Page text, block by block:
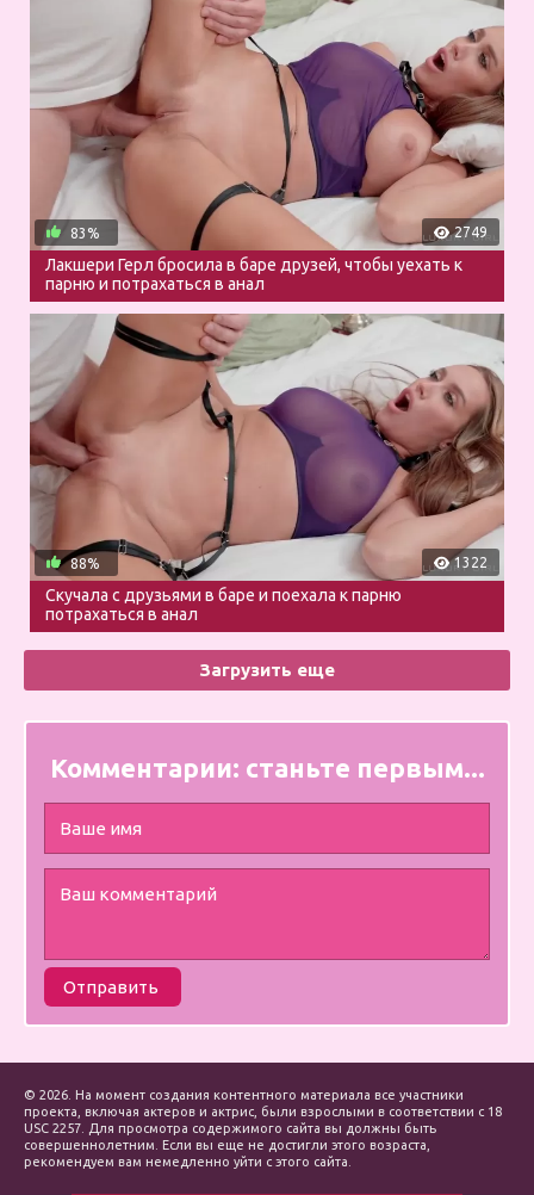
2749
83%
Лакшери Герл бросила в баре друзей, чтобы уехать к
парню и потрахаться в анал
1322
88%
Скучала с друзьями в баре и поехала к парню
потрахаться в анал
Загрузить еще
Комментарии: станьте первым...
Отправить
© 2026. На момент создания контентного материала все участники
проекта, включая актеров и актрис, были взрослыми в соответствии с 18
USC 2257. Для просмотра содержимого сайта вы должны быть
совершеннолетним. Если вы еще не достигли этого возраста,
рекомендуем вам немедленно уйти с этого сайта.